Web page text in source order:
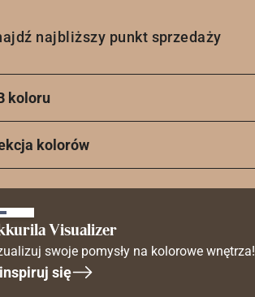
najbliższy punkt sprzedaży
koloru
kolorów
Visualizer
swoje pomysły na kolorowe wnętrza!
się